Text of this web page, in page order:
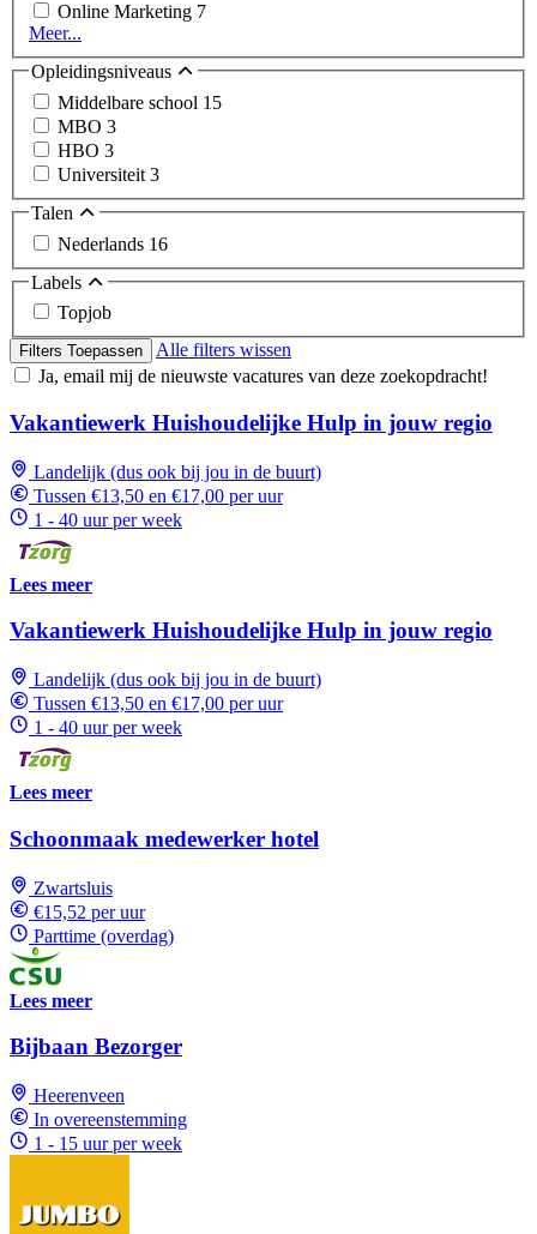
Online Marketing 7
Meer...
Opleidingsniveaus
Middelbare school 15
MBO 3
HBO 3
Universiteit 3
Talen
Nederlands 16
Labels
Topjob
Filters Toepassen
Alle filters wissen
Ja, email mij de nieuwste vacatures van deze zoekopdracht!
Vakantiewerk Huishoudelijke Hulp in jouw regio
Landelijk (dus ook bij jou in de buurt)
Tussen €13,50 en €17,00 per uur
1 - 40 uur per week
Lees meer
Vakantiewerk Huishoudelijke Hulp in jouw regio
Landelijk (dus ook bij jou in de buurt)
Tussen €13,50 en €17,00 per uur
1 - 40 uur per week
Lees meer
Schoonmaak medewerker hotel
Zwartsluis
€15,52 per uur
Parttime (overdag)
Lees meer
Bijbaan Bezorger
Heerenveen
In overeenstemming
1 - 15 uur per week